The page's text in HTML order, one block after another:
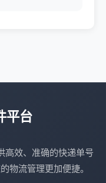
平台
高效、准确的快递单号
物流管理更加便捷。